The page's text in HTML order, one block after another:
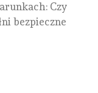
Czy
bezpieczne